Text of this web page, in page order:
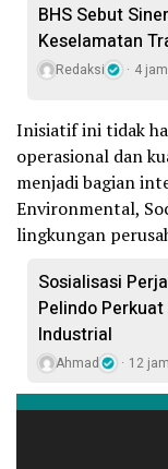
BHS Sebut
Keselamatan
Redaksi 4 jam
Inisiatif ini tidak
operasional dan
menjadi bagian
Environmental,
lingkungan
Sosialisasi
Pelindo
Industrial
Ahmad 12 jam